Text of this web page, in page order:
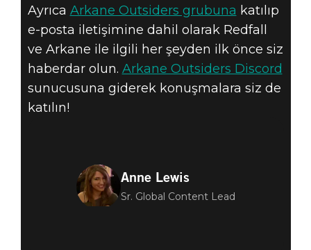
Ayrıca Arkane Outsiders grubuna katılıp
e-posta iletişimine dahil olarak Redfall
ve Arkane ile ilgili her şeyden ilk önce siz
haberdar olun. Arkane Outsiders Discord
sunucusuna giderek konuşmalara siz de
katılın!
Anne Lewis
Sr. Global Content Lead